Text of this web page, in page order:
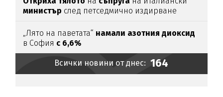
министър след петседмично издирване
„Лято на паветата“ намали азотния диоксид
в София с 6,6%
Всички новини от днес: 164